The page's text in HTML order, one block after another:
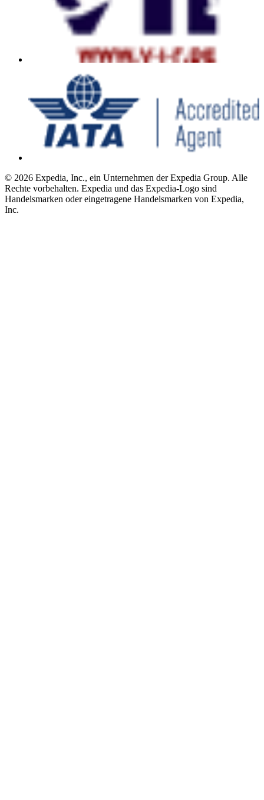
© 2026 Expedia, Inc., ein Unternehmen der Expedia Group. Alle
Rechte vorbehalten. Expedia und das Expedia-Logo sind
Handelsmarken oder eingetragene Handelsmarken von Expedia,
Inc.